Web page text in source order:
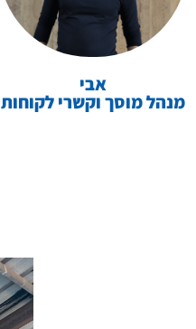
אבי
מנהל מוסך וקשרי לקוחות